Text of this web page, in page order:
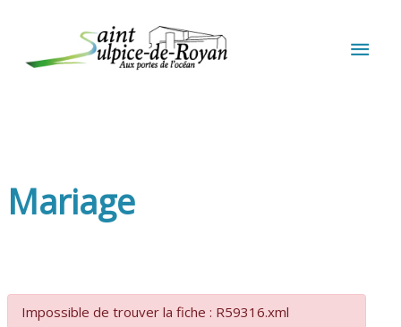
Mariage
Impossible de trouver la fiche : R59316.xml